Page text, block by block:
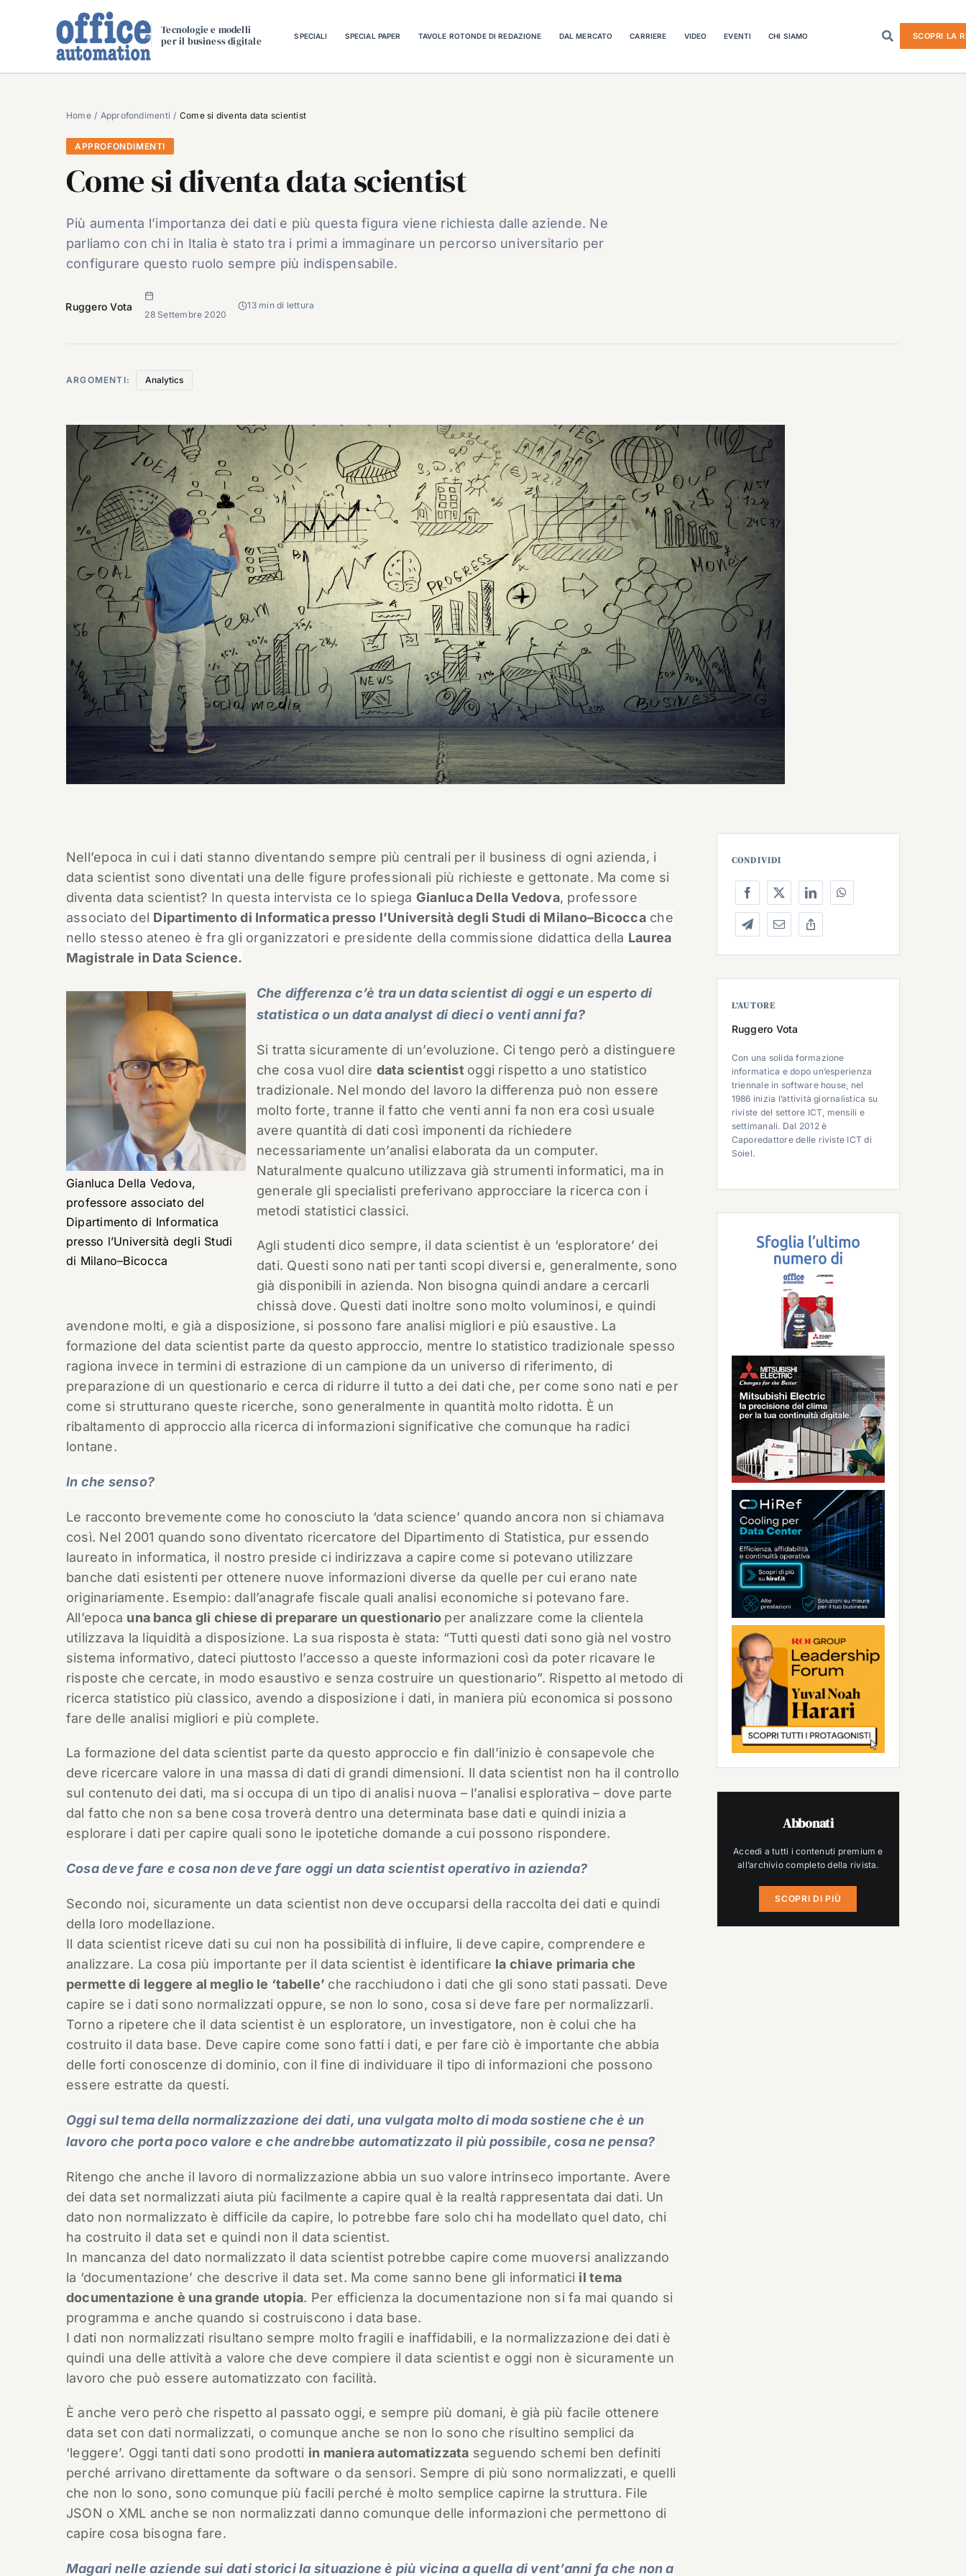
Tecnologie e modelli
per il business digitale
SPECIALI SPECIAL PAPER TAVOLE ROTONDE DI REDAZIONE DAL MERCATO CARRIERE VIDEO EVENTI CHI SIAMO SCOPRI LA
Home Approfondimenti Come si diventa data scientist
APPROFONDIMENTI
Come si diventa data scientist
Più aumenta l’importanza dei dati e più questa figura viene richiesta dalle aziende. Ne
parliamo con chi in Italia è stato tra i primi a immaginare un percorso universitario per
configurare questo ruolo sempre più indispensabile.
Ruggero Vota
28 Settembre 2020
13 min di lettura
ARGOMENTI: Analytics
Nell’epoca in cui i dati stanno diventando sempre più centrali per il business di ogni azienda, i
data scientist sono diventati una delle figure professionali più richieste e gettonate. Ma come si
diventa data scientist? In questa intervista ce lo spiega Gianluca Della Vedova, professore
associato del Dipartimento di Informatica presso l’Università degli Studi di Milano–Bicoccache
nello stesso ateneo è fra gli organizzatori e presidente della commissione didattica della Laurea
Magistrale in Data Science.
Gianluca Della Vedova,
professore associato del
Dipartimento di Informatica
presso l’Università degli Studi
di Milano–Bicocca
Che differenza c’è tra un data scientist di oggi e un esperto di
statistica o un data analyst di dieci o venti anni fa?
Si tratta sicuramente di un’evoluzione. Ci tengo però a distinguere
che cosa vuol dire data scientist oggi rispetto a uno statistico
tradizionale. Nel mondo del lavoro la differenza può non essere
molto forte, tranne il fatto che venti anni fa non era così usuale
avere quantità di dati così imponenti da richiedere
necessariamente un’analisi elaborata da un computer.
Naturalmente qualcuno utilizzava già strumenti informatici, ma in
generale gli specialisti preferivano approcciare la ricerca con i
metodi statistici classici.
Agli studenti dico sempre, il data scientist è un ‘esploratore’ dei
dati. Questi sono nati per tanti scopi diversi e, generalmente, sono
già disponibili in azienda. Non bisogna quindi andare a cercarli
chissà dove. Questi dati inoltre sono molto voluminosi, e quindi
avendone molti, e già a disposizione, si possono fare analisi migliori e più esaustive. La
formazione del data scientist parte da questo approccio, mentre lo statistico tradizionale spesso
ragiona invece in termini di estrazione di un campione da un universo di riferimento, di
preparazione di un questionario e cerca di ridurre il tutto a dei dati che, per come sono nati e per
come si strutturano queste ricerche, sono generalmente in quantità molto ridotta. È un
ribaltamento di approccio alla ricerca di informazioni significative che comunque ha radici
lontane.
In che senso?
Le racconto brevemente come ho conosciuto la ‘data science’ quando ancora non si chiamava
così. Nel 2001 quando sono diventato ricercatore del Dipartimento di Statistica, pur essendo
laureato in informatica, il nostro preside ci indirizzava a capire come si potevano utilizzare
banche dati esistenti per ottenere nuove informazioni diverse da quelle per cui erano nate
originariamente. Esempio: dall’anagrafe fiscale quali analisi economiche si potevano fare.
All’epoca una banca gli chiese di preparare un questionario per analizzare come la clientela
utilizzava la liquidità a disposizione. La sua risposta è stata: “Tutti questi dati sono già nel vostro
sistema informativo, dateci piuttosto l’accesso a queste informazioni così da poter ricavare le
risposte che cercate, in modo esaustivo e senza costruire un questionario”. Rispetto al metodo di
ricerca statistico più classico, avendo a disposizione i dati, in maniera più economica si possono
fare delle analisi migliori e più complete.
La formazione del data scientist parte da questo approccio e fin dall’inizio è consapevole che
deve ricercare valore in una massa di dati di grandi dimensioni. Il data scientist non ha il controllo
sul contenuto dei dati, ma si occupa di un tipo di analisi nuova – l’analisi esplorativa – dove parte
dal fatto che non sa bene cosa troverà dentro una determinata base dati e quindi inizia a
esplorare i dati per capire quali sono le ipotetiche domande a cui possono rispondere.
Cosa deve fare e cosa non deve fare oggi un data scientist operativo in azienda?
Secondo noi, sicuramente un data scientist non deve occuparsi della raccolta dei dati e quindi
della loro modellazione.
Il data scientist riceve dati su cui non ha possibilità di influire, li deve capire, comprendere e
analizzare. La cosa più importante per il data scientist è identificare la chiave primaria che
permette di leggere al meglio le ‘tabelle’ che racchiudono i dati che gli sono stati passati. Deve
capire se i dati sono normalizzati oppure, se non lo sono, cosa si deve fare per normalizzarli.
Torno a ripetere che il data scientist è un esploratore, un investigatore, non è colui che ha
costruito il data base. Deve capire come sono fatti i dati, e per fare ciò è importante che abbia
delle forti conoscenze di dominio, con il fine di individuare il tipo di informazioni che possono
essere estratte da questi.
Oggi sul tema della normalizzazione dei dati, una vulgata molto di moda sostiene che è un
lavoro che porta poco valore e che andrebbe automatizzato il più possibile, cosa ne pensa?
Ritengo che anche il lavoro di normalizzazione abbia un suo valore intrinseco importante. Avere
dei data set normalizzati aiuta più facilmente a capire qual è la realtà rappresentata dai dati. Un
dato non normalizzato è difficile da capire, lo potrebbe fare solo chi ha modellato quel dato, chi
ha costruito il data set e quindi non il data scientist.
In mancanza del dato normalizzato il data scientist potrebbe capire come muoversi analizzando
la ‘documentazione’ che descrive il data set. Ma come sanno bene gli informatici il tema
documentazione è una grande utopia. Per efficienza la documentazione non si fa mai quando si
programma e anche quando si costruiscono i data base.
I dati non normalizzati risultano sempre molto fragili e inaffidabili, e la normalizzazione dei dati è
quindi una delle attività a valore che deve compiere il data scientist e oggi non è sicuramente un
lavoro che può essere automatizzato con facilità.
È anche vero però che rispetto al passato oggi, e sempre più domani, è già più facile ottenere
data set con dati normalizzati, o comunque anche se non lo sono che risultino semplici da
‘leggere’. Oggi tanti dati sono prodotti in maniera automatizzata seguendo schemi ben definiti
perché arrivano direttamente da software o da sensori. Sempre di più sono normalizzati, e quelli
che non lo sono, sono comunque più facili perché è molto semplice capirne la struttura. File
JSON o XML anche se non normalizzati danno comunque delle informazioni che permettono di
capire cosa bisogna fare.
Magari nelle aziende sui dati storici la situazione è più vicina a quella di vent’anni fa che non a
CONDIVIDI
L’AUTORE
Ruggero Vota
Con una solida formazione
informatica e dopo un’esperienza
triennale in software house, nel
1986 inizia l’attività giornalistica su
riviste del settore ICT, mensili e
settimanali. Dal 2012 è
Caporedattore delle riviste ICT di
Soiel.
Abbonati
Accedi a tutti i contenuti premium e
all’archivio completo della rivista.
SCOPRI DI PIÙ